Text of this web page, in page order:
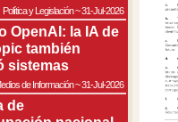
Política y Legislación~31-Jul-2026
OpenAI: la IA de
también
sistemas
de Información~31-Jul-2026
de